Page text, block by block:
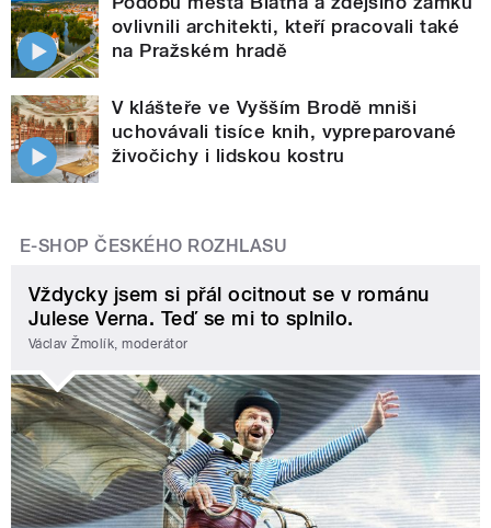
ovlivnili architekti, kteří pracovali také
na Pražském hradě
V klášteře ve Vyšším Brodě mniši
uchovávali tisíce knih, vypreparované
živočichy i lidskou kostru
E-SHOP ČESKÉHO ROZHLASU
Vždycky jsem si přál ocitnout se v románu
Julese Verna. Teď se mi to splnilo.
Václav Žmolík, moderátor